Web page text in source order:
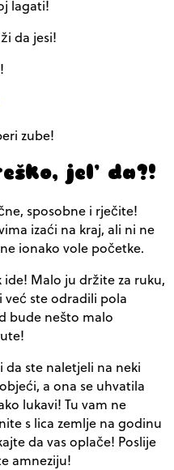
lagati!
da jesi!
zube!
jel’ da?!
sposobne i rječite!
izaći na kraj, ali ni ne
ionako vole početke.
Malo ju držite za ruku,
ste odradili pola
bude nešto malo
ste naletjeli na neki
a ona se uhvatila
lukavi! Tu vam ne
s lica zemlje na godinu
da vas oplače! Poslije
amneziju!